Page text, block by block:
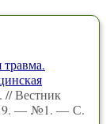
Вестник
— №1. — С.